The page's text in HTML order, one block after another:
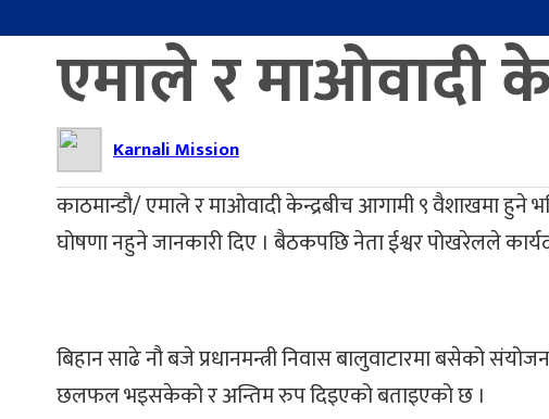
एमाले र माओवादी
Karnali Mission
काठमान्डौ/ एमाले र माओवादी केन्द्रबीच आगामी ९ वैशाखमा
घोषणा नहुने जानकारी दिए । बैठकपछि नेता ईश्वर पोखरेलले
बिहान साढे नौ बजे प्रधानमन्त्री निवास बालुवाटारमा बसेको
छलफल भइसकेको र अन्तिम रुप दिइएको बताइएको छ ।